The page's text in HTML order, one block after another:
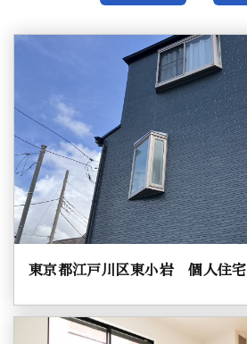
東京都江戸川区東小岩 個人住宅